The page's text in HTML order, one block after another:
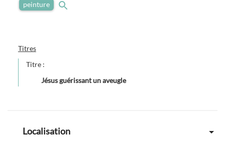
peinture
Titres
Titre :
Jésus guérissant un aveugle
Localisation